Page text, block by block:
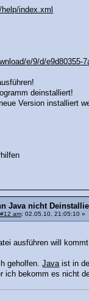
index.xml
e/9/d/e9d80355-
deinstalliert!
Version installiert
Java nicht
am: 02.05.10, 21:05:10 »
ausführen will
geholfen.Javaist in
ich bekomm es nicht